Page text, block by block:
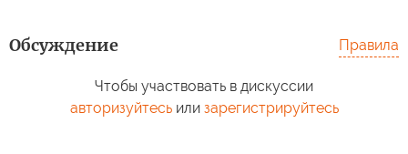
Обсуждение Правила
Чтобы участвовать в дискуссии
авторизуйтесьили зарегистрируйтесь